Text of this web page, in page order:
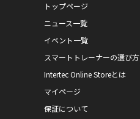
トップページ
ニュース一覧
イベント一覧
スマートトレーナーの選び方
Intertec Online Storeとは
マイページ
保証について